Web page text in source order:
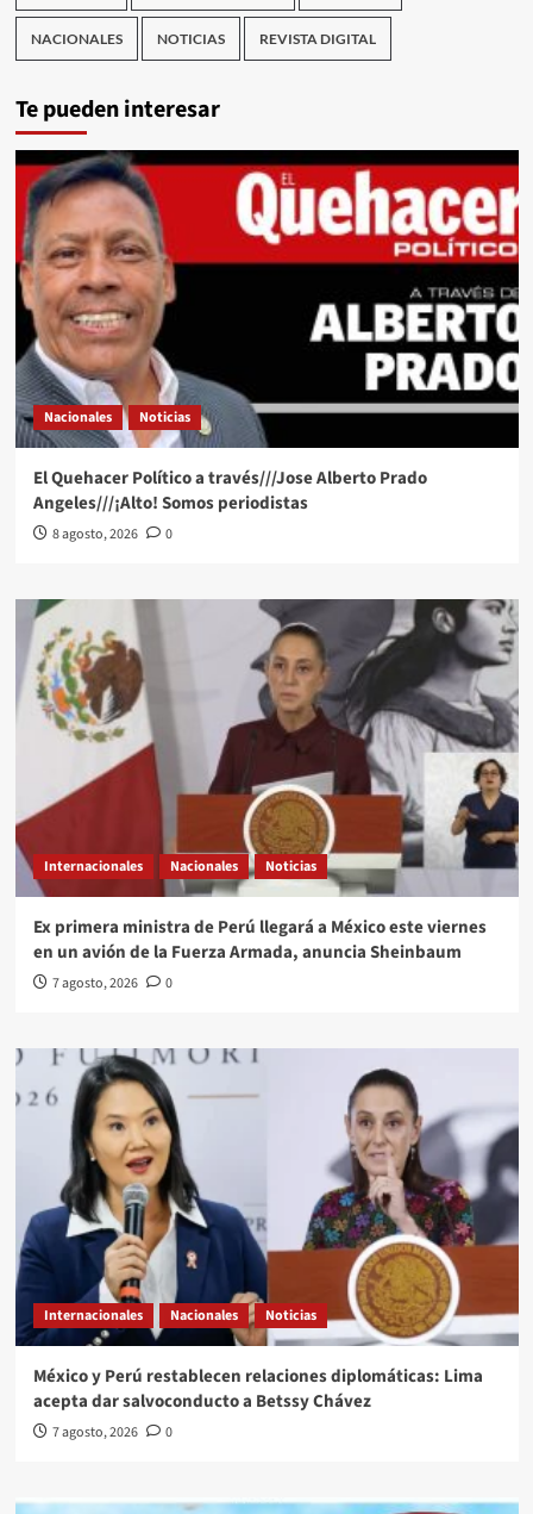
NACIONALES NOTICIAS REVISTA DIGITAL
Te pueden interesar
Nacionales Noticias
El Quehacer Político a través///Jose Alberto Prado
Angeles///¡Alto! Somos periodistas
8 agosto, 2026 0
Internacionales Nacionales Noticias
Ex primera ministra de Perú llegará a México este viernes
en un avión de la Fuerza Armada, anuncia Sheinbaum
7 agosto, 2026 0
Internacionales Nacionales Noticias
México y Perú restablecen relaciones diplomáticas: Lima
acepta dar salvoconducto a Betssy Chávez
7 agosto, 2026 0